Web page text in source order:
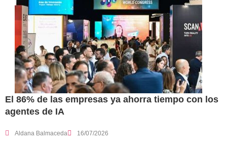
El 86% de las empresas ya ahorra tiempo con los
agentes de IA
Aldana Balmaceda 16/07/2026